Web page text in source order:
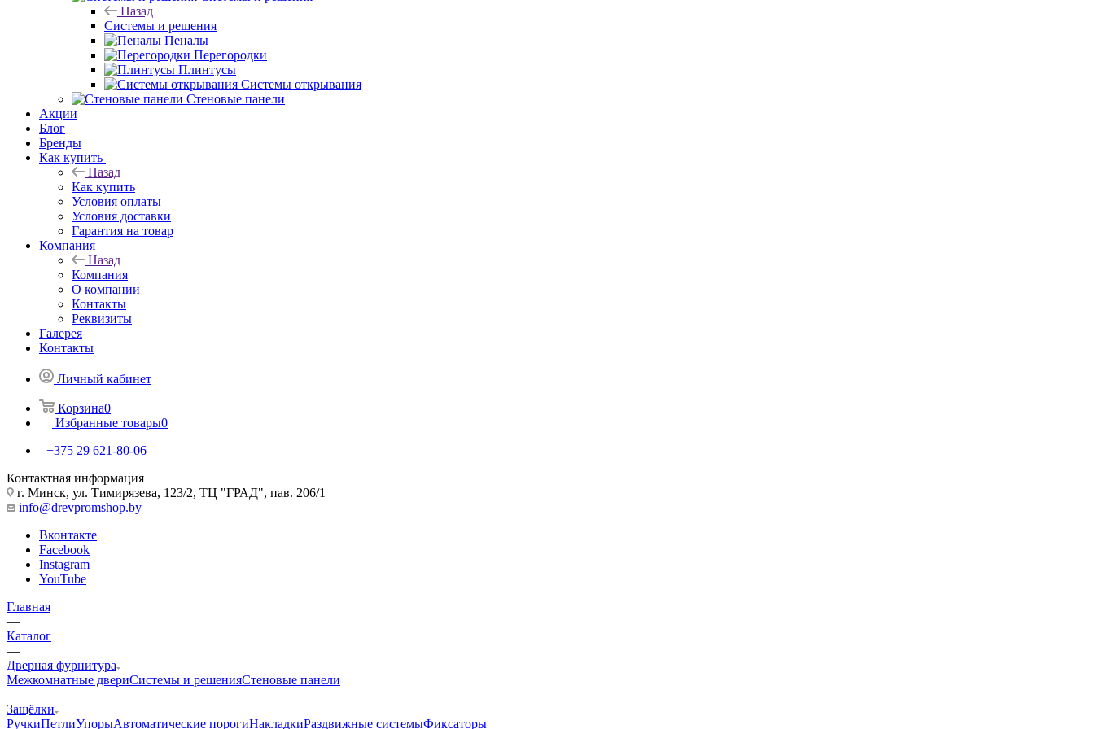
Назад
Системы и решения
Пеналы
Перегородки
Плинтусы
Системы открывания
Стеновые панели
Акции
Блог
Бренды
Как купить
Назад
Как купить
Условия оплаты
Условия доставки
Гарантия на товар
Компания
Назад
Компания
О компании
Контакты
Реквизиты
Галерея
Контакты
Личный кабинет
Корзина0
Избранные товары0
+375 29 621-80-06
Контактная информация
г. Минск, ул. Тимирязева, 123/2, ТЦ "ГРАД", пав. 206/1
info@drevpromshop.by
Вконтакте
Facebook
Instagram
YouTube
Главная
—
Каталог
—
Дверная фурнитура
Межкомнатные двериСистемы и решенияСтеновые панели
—
Защёлки
РучкиПетлиУпорыАвтоматические порогиНакладкиРаздвижные системыФиксаторы